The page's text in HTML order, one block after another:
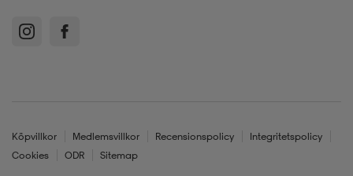
Köpvillkor Medlemsvillkor Recensionspolicy
Integritetspolicy
Cookies
ODR Sitemap